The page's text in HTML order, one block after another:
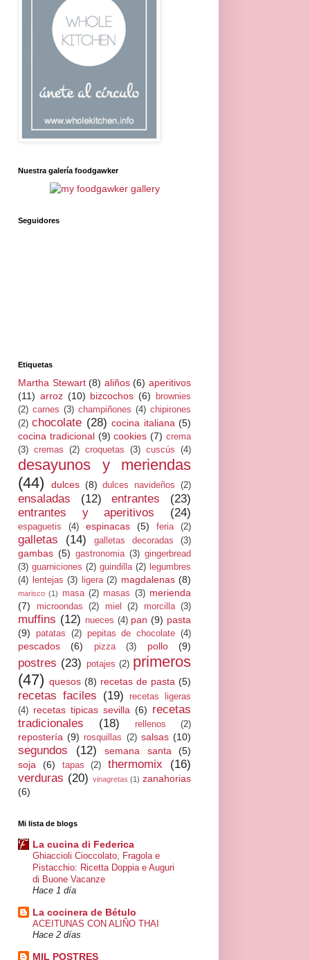
Nuestra galería foodgawker
Seguidores
Etiquetas
Martha Stewart (8) aliños (6) aperitivos
(11) arroz (10) bizcochos (6)
brownies
(2) carnes (3) champiñones (4) chipirones
(2) chocolate (28) cocina italiana (5)
cocina tradicional (9) cookies (7) crema
(3) cremas (2) croquetas (3) cuscús (4)
desayunos y meriendas
(44)
dulces (8) dulces navideños (2)
ensaladas (12) entrantes
(23)
entrantes y aperitivos
(24)
espaguetis (4) espinacas (5) feria (2)
galletas (14) galletas decoradas (3)
gambas (5) gastronomia (3) gingerbread
(3) guarniciones (2) guindilla (2) legumbres
(4)
lentejas (3) ligera (2) magdalenas (8)
marisco (1) masa (2) masas (3) merienda
(7)
microondas (2) miel (2) morcilla (3)
muffins (12) nueces (4) pan (9) pasta
(9)
patatas (2) pepitas de chocolate (4)
pescados (6) pizza (3) pollo (9)
postres (23) potajes (2) primeros
(47) quesos (8) recetas de pasta (5)
recetas faciles (19)
recetas ligeras
(4) recetas tipicas sevilla (6) recetas
tradicionales
(18) rellenos (2)
repostería (9) rosquillas (2) salsas (10)
segundos (12) semana santa
(5)
soja
(6) tapas (2) thermomix
(16)
verduras (20) vinagretas (1) zanahorias
(6)
Mi lista de blogs
La cucina di Federica
Ghiaccioli Cioccolato, Fragola e
Pistacchio: Ricetta Doppia e Auguri
di Buone Vacanze
Hace 1 día
La cocinera de Bétulo
ACEITUNAS CON ALIÑO THAI
Hace 2 días
MIL POSTRES